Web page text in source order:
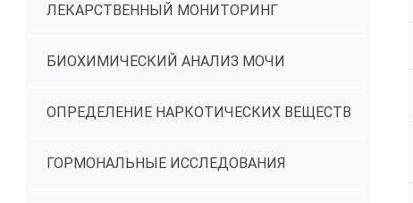
ЛЕКАРСТВЕННЫЙ МОНИТОРИНГ
БИОХИМИЧЕСКИЙ АНАЛИЗ МОЧИ
ОПРЕДЕЛЕНИЕ НАРКОТИЧЕСКИХ ВЕЩЕСТВ
ГОРМОНАЛЬНЫЕ ИССЛЕДОВАНИЯ